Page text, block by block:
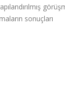
sonuçları